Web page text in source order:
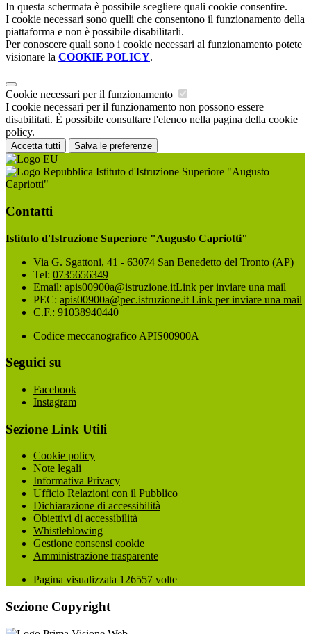
In questa schermata è possibile scegliere quali cookie consentire.
I cookie necessari sono quelli che consentono il funzionamento della
piattaforma e non è possibile disabilitarli.
Per conoscere quali sono i cookie necessari al funzionamento potete
visionare la COOKIE POLICY.
Cookie necessari per il funzionamento
I cookie necessari per il funzionamento non possono essere
disabilitati. È possibile consultare l'elenco nella pagina della cookie
policy.
Accetta tutti Salva le preferenze
Istituto d'Istruzione Superiore "Augusto
Capriotti"
Contatti
Istituto d'Istruzione Superiore "Augusto Capriotti"
Via G. Sgattoni, 41 - 63074 San Benedetto del Tronto (AP)
Tel: 0735656349
Email: apis00900a@istruzione.itLink per inviare una mail
PEC: apis00900a@pec.istruzione.it Link per inviare una mail
C.F.: 91038940440
Codice meccanografico APIS00900A
Seguici su
Facebook
Instagram
Sezione Link Utili
Cookie policy
Note legali
Informativa Privacy
Ufficio Relazioni con il Pubblico
Dichiarazione di accessibilità
Obiettivi di accessibilità
Whistleblowing
Gestione consensi cookie
Amministrazione trasparente
Pagina visualizzata 126557 volte
Sezione Copyright